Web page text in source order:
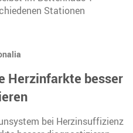
Stationen
Herzinfarkte besser
bei Herzinsuffizienz